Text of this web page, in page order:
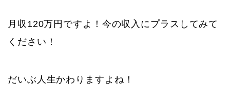
月収120万円ですよ！今の収入にプラスしてみて
ください！
だいぶ人生かわりますよね！